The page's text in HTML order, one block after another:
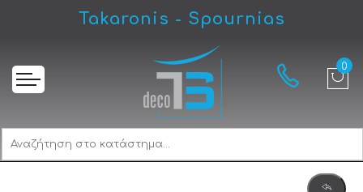
Takaronis - Spournias
Karag Walkin 2 White Καμπίνα Παραβάν Ντουζιέρας